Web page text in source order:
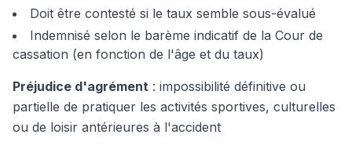
Doit être contesté si le taux semble sous-évalué
Indemnisé selon le barème indicatif de la Cour de
cassation (en fonction de l'âge et du taux)
Préjudice d'agrément : impossibilité définitive ou
partielle de pratiquer les activités sportives, culturelles
ou de loisir antérieures à l'accident